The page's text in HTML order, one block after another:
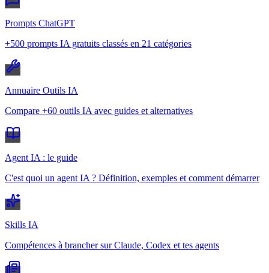
Prompts ChatGPT
+500 prompts IA gratuits classés en 21 catégories
Annuaire Outils IA
Compare +60 outils IA avec guides et alternatives
Agent IA : le guide
C'est quoi un agent IA ? Définition, exemples et comment démarrer
Skills IA
Compétences à brancher sur Claude, Codex et tes agents